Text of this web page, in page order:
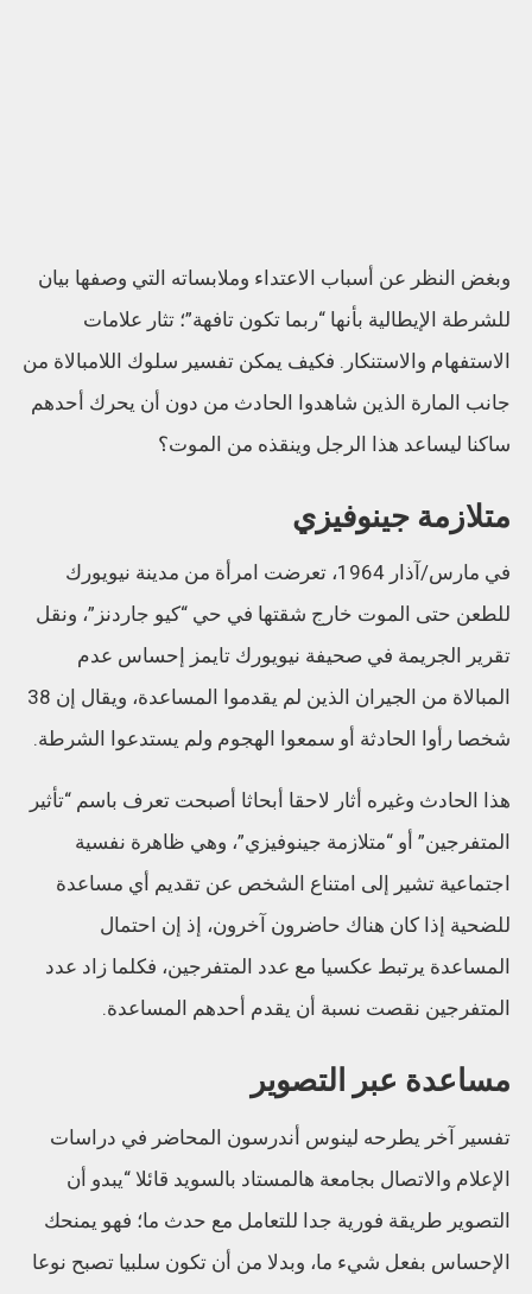
وبغض النظر عن أسباب الاعتداء وملابساته التي وصفها بيان
للشرطة الإيطالية بأنها “ربما تكون تافهة”؛ تثار علامات
الاستفهام والاستنكار. فكيف يمكن تفسير سلوك اللامبالاة من
جانب المارة الذين شاهدوا الحادث من دون أن يحرك أحدهم
ساكنا ليساعد هذا الرجل وينقذه من الموت؟
متلازمة جينوفيزي
في مارس/آذار 1964، تعرضت امرأة من مدينة نيويورك
للطعن حتى الموت خارج شقتها في حي “كيو جاردنز”، ونقل
تقرير الجريمة في صحيفة نيويورك تايمز إحساس عدم
المبالاة من الجيران الذين لم يقدموا المساعدة، ويقال إن 38
شخصا رأوا الحادثة أو سمعوا الهجوم ولم يستدعوا الشرطة.
هذا الحادث وغيره أثار لاحقا أبحاثا أصبحت تعرف باسم “تأثير
المتفرجين” أو “متلازمة جينوفيزي”، وهي ظاهرة نفسية
اجتماعية تشير إلى امتناع الشخص عن تقديم أي مساعدة
للضحية إذا كان هناك حاضرون آخرون، إذ إن احتمال
المساعدة يرتبط عكسيا مع عدد المتفرجين، فكلما زاد عدد
المتفرجين نقصت نسبة أن يقدم أحدهم المساعدة.
مساعدة عبر التصوير
تفسير آخر يطرحه لينوس أندرسون المحاضر في دراسات
الإعلام والاتصال بجامعة هالمستاد بالسويد قائلا “يبدو أن
التصوير طريقة فورية جدا للتعامل مع حدث ما؛ فهو يمنحك
الإحساس بفعل شيء ما، وبدلا من أن تكون سلبيا تصبح نوعا